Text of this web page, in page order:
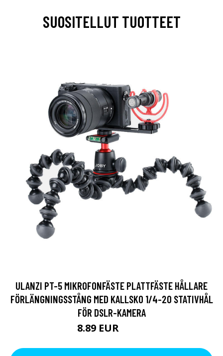
SUOSITELLUT TUOTTEET
ULANZI PT-5 MIKROFONFÄSTE PLATTFÄSTE HÅLLARE
FÖRLÄNGNINGSSTÅNG MED KALLSKO 1/4-20 STATIVHÅL
FÖR DSLR-KAMERA
8.89 EUR